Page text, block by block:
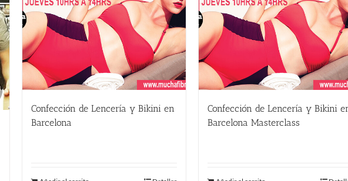
Confección de Lencería y Bikini en
Barcelona
Confección de Lencería y Bikini
Barcelona Masterclass